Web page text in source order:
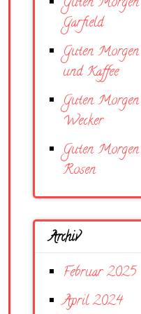
Garfield
Guten
und Kaffee
Guten
Wecker
Guten
Rosen
Archiv
Februar 2025
April 2024